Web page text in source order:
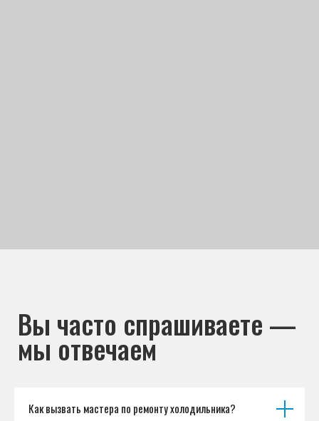
Как вызвать мастера по ремонту холодильника?